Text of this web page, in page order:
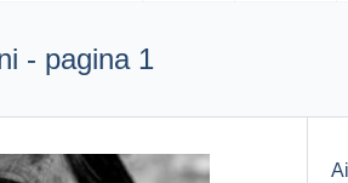
- pagina 1